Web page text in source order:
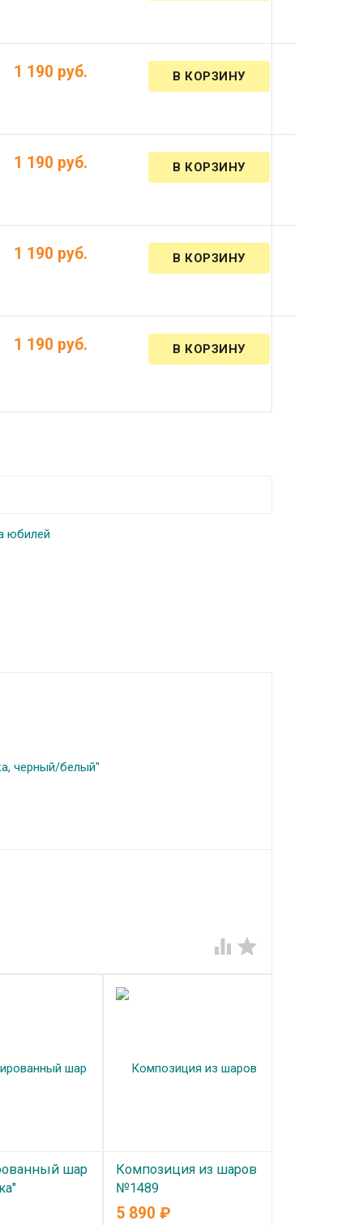
1 190 руб.
1 190 руб.
1 190 руб.
1 190 руб.
юбилей
 
шар
Композиция из шаров
№1489
5 890₽